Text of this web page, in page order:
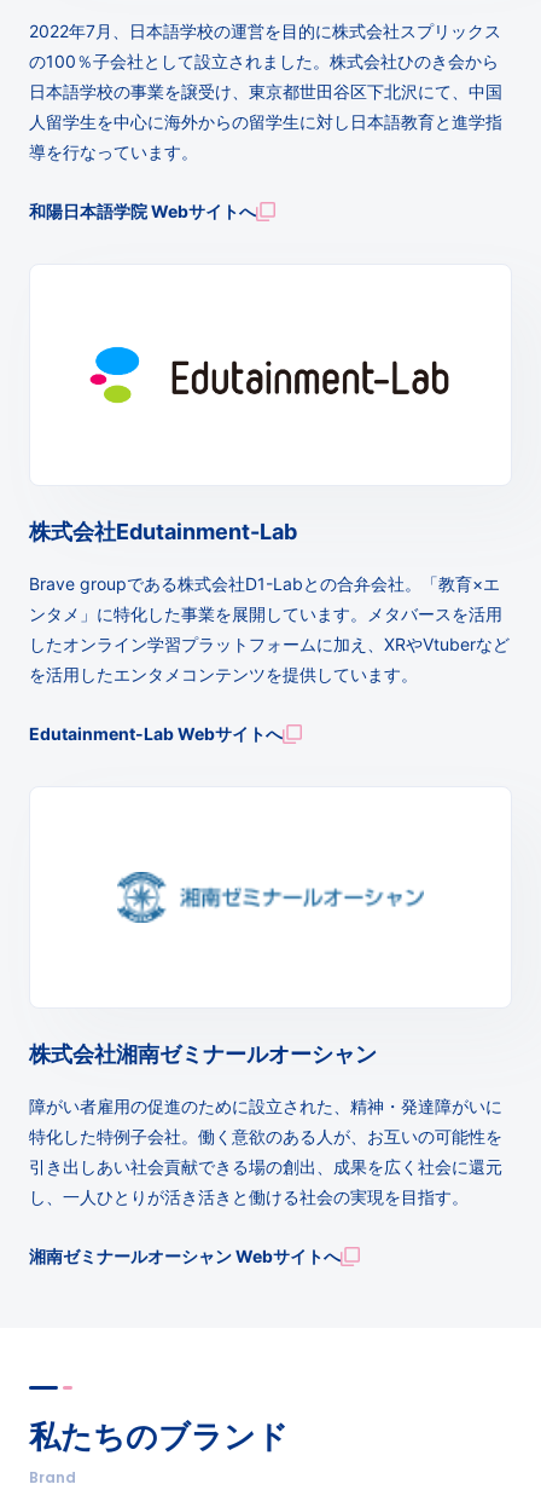
2022年7月、日本語学校の運営を目的に株式会社スプリックス
の100％子会社として設立されました。株式会社ひのき会から
日本語学校の事業を譲受け、東京都世田谷区下北沢にて、中国
人留学生を中心に海外からの留学生に対し日本語教育と進学指
導を行なっています。
和陽日本語学院 Webサイトへ
株式会社Edutainment-Lab
Brave groupである株式会社D1-Labとの合弁会社。「教育×エ
ンタメ」に特化した事業を展開しています。メタバースを活用
したオンライン学習プラットフォームに加え、XRやVtuberなど
を活用したエンタメコンテンツを提供しています。
Edutainment-Lab Webサイトへ
株式会社湘南ゼミナールオーシャン
障がい者雇用の促進のために設立された、精神・発達障がいに
特化した特例子会社。働く意欲のある人が、お互いの可能性を
引き出しあい社会貢献できる場の創出、成果を広く社会に還元
し、一人ひとりが活き活きと働ける社会の実現を目指す。
湘南ゼミナールオーシャン Webサイトへ
私たちのブランド
Brand